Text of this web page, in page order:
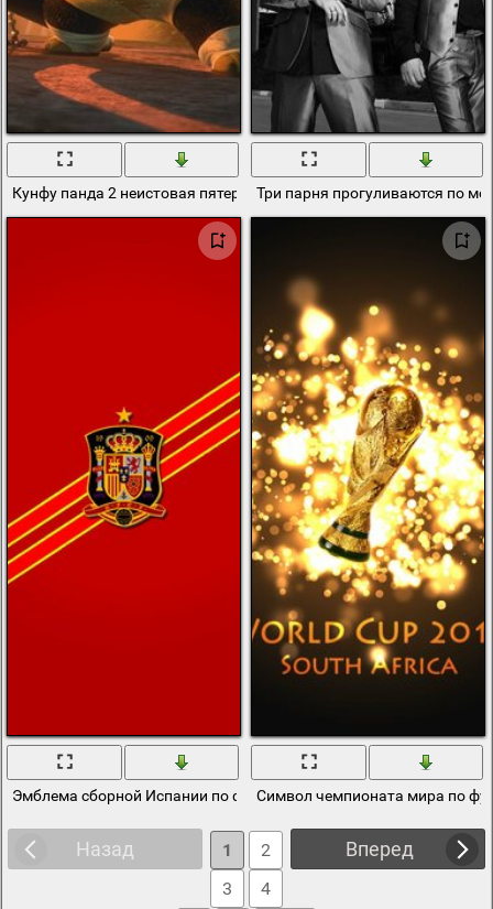
Кунфу панда 2 неистовая пятерка и по на закате
Три парня прогуливаются по
Эмблема сборной Испании по футболу на красном фоне
Символ чемпионата мира по
Назад Вперед
1
2
3
4